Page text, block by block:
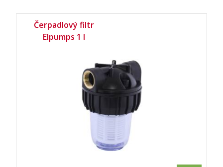
Čerpadlový filtr
Elpumps 1 l